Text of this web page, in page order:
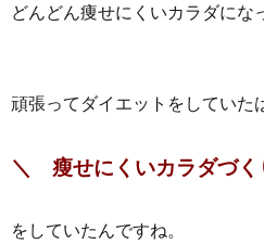
どんどん痩せにくいカラダにな
頑張ってダイエットをしていた
＼ 瘦せにくいカラダづ
をしていたんですね。